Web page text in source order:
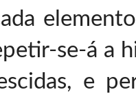
se-á a
e